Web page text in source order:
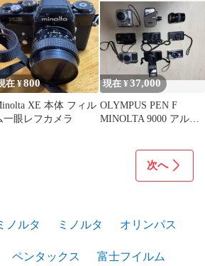
メラ
在 ¥800
XE 本体 フィル
一眼レフカメラ
現在 ¥37,000
OLYMPUS PEN F
MINOLTA 9000 アルフ
次へ
ノルタ ミノルタ オリンパス
ペンタックス 富士フイルム